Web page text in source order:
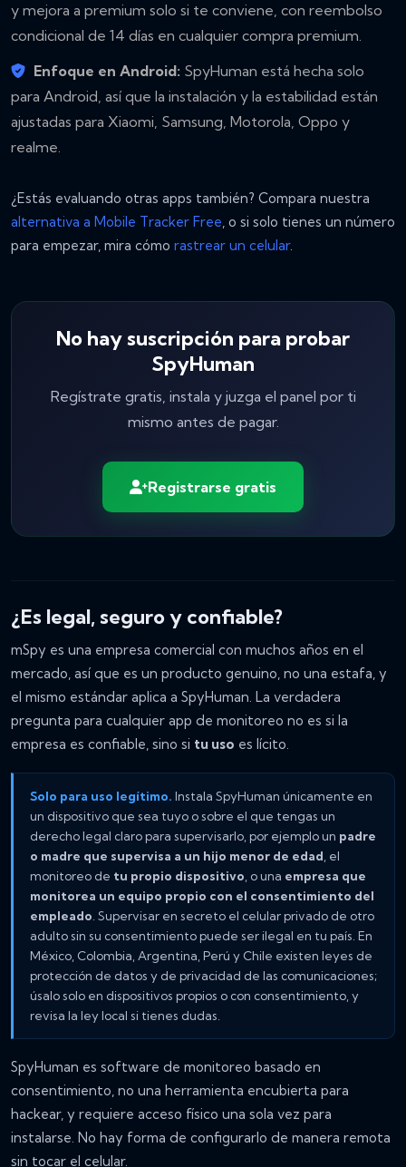
y mejora a premium solo si te conviene, con reembolso
condicional de 14 días en cualquier compra premium.
Enfoque en Android: SpyHuman está hecha solo
para Android, así que la instalación y la estabilidad están
ajustadas para Xiaomi, Samsung, Motorola, Oppo y
realme.
¿Estás evaluando otras apps también? Compara nuestra
alternativa a Mobile Tracker Free, o si solo tienes un número
para empezar, mira cómo rastrear un celular.
No hay suscripción para probar
SpyHuman
Regístrate gratis, instala y juzga el panel por ti
mismo antes de pagar.
Registrarse gratis
¿Es legal, seguro y confiable?
mSpy es una empresa comercial con muchos años en el
mercado, así que es un producto genuino, no una estafa, y
el mismo estándar aplica a SpyHuman. La verdadera
pregunta para cualquier app de monitoreo no es si la
empresa es confiable, sino si tu uso es lícito.
Solo para uso legítimo. Instala SpyHuman únicamente en
un dispositivo que sea tuyo o sobre el que tengas un
derecho legal claro para supervisarlo, por ejemplo un padre
o madre que supervisa a un hijo menor de edad, el
monitoreo de tu propio dispositivo, o una empresa que
monitorea un equipo propio con el consentimiento del
empleado. Supervisar en secreto el celular privado de otro
adulto sin su consentimiento puede ser ilegal en tu país. En
México, Colombia, Argentina, Perú y Chile existen leyes de
protección de datos y de privacidad de las comunicaciones;
úsalo solo en dispositivos propios o con consentimiento, y
revisa la ley local si tienes dudas.
SpyHuman es software de monitoreo basado en
consentimiento, no una herramienta encubierta para
hackear, y requiere acceso físico una sola vez para
instalarse. No hay forma de configurarlo de manera remota
sin tocar el celular.